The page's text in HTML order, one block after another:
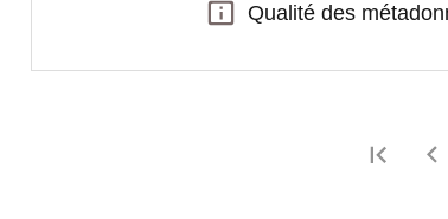
Qualité des métadonnées
Qualité des